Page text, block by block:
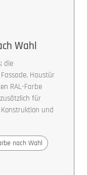
Wahl
die
Haustür
RAL-Farbe
für
und
nach Wahl